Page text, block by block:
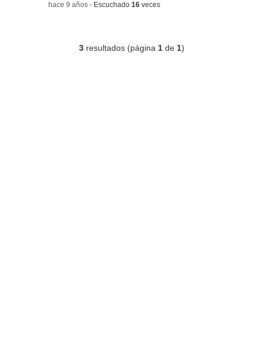
-hace 9 años - Escuchado16 veces
3 resultados (página 1 de 1)